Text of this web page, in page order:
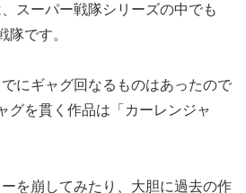
、スーパー戦隊シリーズの中でも
隊です。
にギャグ回なるものはあったので
グを貫く作品は「カーレンジャ
を崩してみたり、大胆に過去の作